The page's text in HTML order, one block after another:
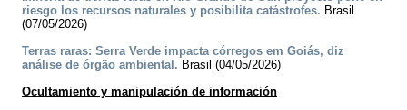
riesgo los recursos naturales y posibilita catástrofes. Brasil
(07/05/2026)
Terras raras: Serra Verde impacta córregos em Goiás, diz
análise de órgão ambiental. Brasil (04/05/2026)
Ocultamiento y manipulación de información